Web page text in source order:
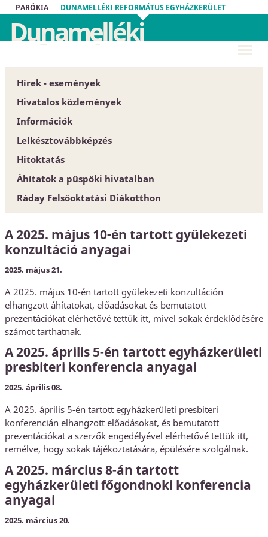
PARÓKIA DUNAMELLÉKI REFORMÁTUS EGYHÁZKERÜLET
Dunamelléki
Református
Egyházkerület
Hírek - események
Hivatalos közlemények
Püspöki Hivatal
Közgyűlés
Zárt tartalom
Szabályrendeletek
Űrlapok
Dunamellék története
Közlöny
EGYH-KCP projektbeszámoló
Közbeszerzés
KEHOP
Kiss Géza emlékház és közösségi központ kialakítása
Információk
Egyházközségek
Esperesi Hivatalok
Püspöki Hivatal
Elnökség és szervezet
Konferencia-központ
Címtár
Lelkésztovábbképzés
Hitoktatás
Hitoktatót keresünk
Hitoktató állást keres
Áhítatok a püspöki hivatalban
Ráday Felsőoktatási Diákotthon
A 2025. május 10-én tartott gyülekezeti
konzultáció anyagai
2025. május 21.
A 2025. május 10-én tartott gyülekezeti konzultáción
elhangzott áhítatokat, előadásokat és bemutatott
prezentációkat elérhetővé tettük itt, mivel sokak érdeklődésére
számot tarthatnak.
A 2025. április 5-én tartott egyházkerületi
presbiteri konferencia anyagai
2025. április 08.
A 2025. április 5-én tartott egyházkerületi presbiteri
konferencián elhangzott előadásokat, és bemutatott
prezentációkat a szerzők engedélyével elérhetővé tettük itt,
remélve, hogy sokak tájékoztatására, épülésére szolgálnak.
A 2025. március 8-án tartott
egyházkerületi főgondnoki konferencia
anyagai
2025. március 20.